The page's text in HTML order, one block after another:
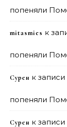
попеняли
mitasmies к
попеняли
Сурен к записи
попеняли
Сурен к записи